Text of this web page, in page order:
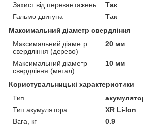
Захист від перевантажень
Так
Гальмо двигуна
Так
Максимальний діаметр свердління
Максимальний діаметр
свердління (дерево)
20 мм
Максимальний діаметр
свердління (метал)
10 мм
Користувальницькі характеристики
Тип
Тип акумулятора
XR Li-Ion
Вага, кг
0.9